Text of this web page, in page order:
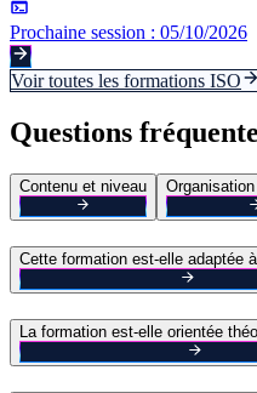
Prochaine session : 05/10/2026
Voir toutes les formations ISO
Questions
Contenu et niveau
Cette formation est-elle adaptée
La formation est-elle orientée